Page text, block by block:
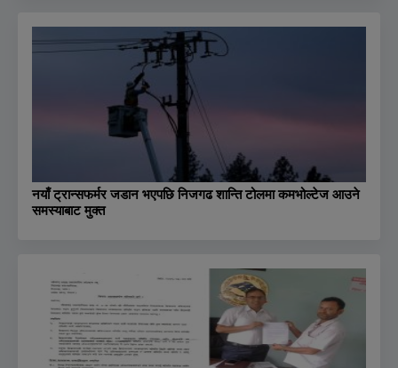
नयाँ ट्रान्सफर्मर जडान भएपछि निजगढ शान्ति टोलमा कमभोल्टेज आउने
समस्याबाट मुक्त